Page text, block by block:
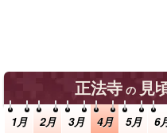
正法寺の 見
1月 2月 3月 4月 5月 6